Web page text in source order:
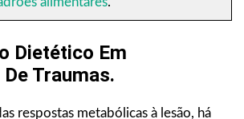
Dietético Em
Traumas.
respostas metabólicas à lesão, há